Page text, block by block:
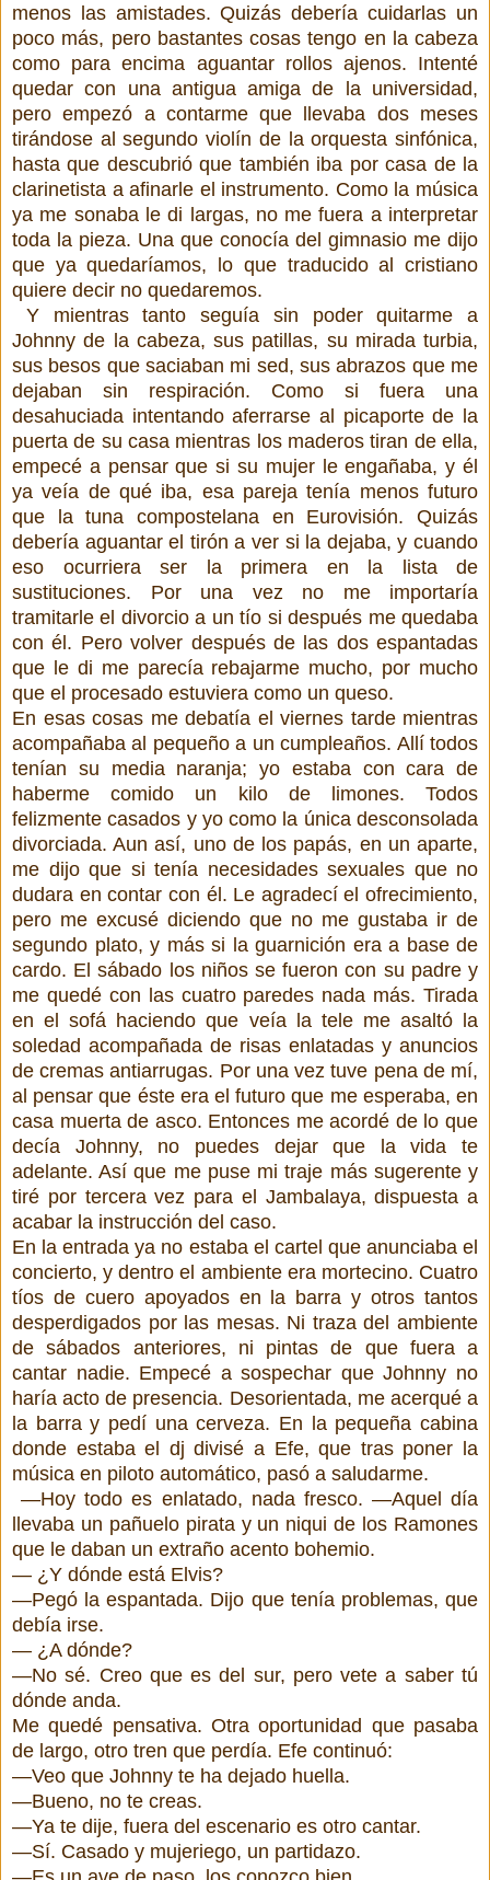
menos las amistades. Quizás debería cuidarlas un
poco más, pero bastantes cosas tengo en la cabeza
como para encima aguantar rollos ajenos. Intenté
quedar con una antigua amiga de la universidad,
pero empezó a contarme que llevaba dos meses
tirándose al segundo violín de la orquesta sinfónica,
hasta que descubrió que también iba por casa de la
clarinetista a afinarle el instrumento. Como la música
ya me sonaba le di largas, no me fuera a interpretar
toda la pieza. Una que conocía del gimnasio me dijo
que ya quedaríamos, lo que traducido al cristiano
quiere decir no quedaremos.
Y mientras tanto seguía sin poder quitarme a
Johnny de la cabeza, sus patillas, su mirada turbia,
sus besos que saciaban mi sed, sus abrazos que me
dejaban sin respiración. Como si fuera una
desahuciada intentando aferrarse al picaporte de la
puerta de su casa mientras los maderos tiran de ella,
empecé a pensar que si su mujer le engañaba, y él
ya veía de qué iba, esa pareja tenía menos futuro
que la tuna compostelana en Eurovisión. Quizás
debería aguantar el tirón a ver si la dejaba, y cuando
eso ocurriera ser la primera en la lista de
sustituciones. Por una vez no me importaría
tramitarle el divorcio a un tío si después me quedaba
con él. Pero volver después de las dos espantadas
que le di me parecía rebajarme mucho, por mucho
que el procesado estuviera como un queso.
En esas cosas me debatía el viernes tarde mientras
acompañaba al pequeño a un cumpleaños. Allí todos
tenían su media naranja; yo estaba con cara de
haberme comido un kilo de limones. Todos
felizmente casados y yo como la única desconsolada
divorciada. Aun así, uno de los papás, en un aparte,
me dijo que si tenía necesidades sexuales que no
dudara en contar con él. Le agradecí el ofrecimiento,
pero me excusé diciendo que no me gustaba ir de
segundo plato, y más si la guarnición era a base de
cardo. El sábado los niños se fueron con su padre y
me quedé con las cuatro paredes nada más. Tirada
en el sofá haciendo que veía la tele me asaltó la
soledad acompañada de risas enlatadas y anuncios
de cremas antiarrugas. Por una vez tuve pena de mí,
al pensar que éste era el futuro que me esperaba, en
casa muerta de asco. Entonces me acordé de lo que
decía Johnny, no puedes dejar que la vida te
adelante. Así que me puse mi traje más sugerente y
tiré por tercera vez para el Jambalaya, dispuesta a
acabar la instrucción del caso.
En la entrada ya no estaba el cartel que anunciaba el
concierto, y dentro el ambiente era mortecino. Cuatro
tíos de cuero apoyados en la barra y otros tantos
desperdigados por las mesas. Ni traza del ambiente
de sábados anteriores, ni pintas de que fuera a
cantar nadie. Empecé a sospechar que Johnny no
haría acto de presencia. Desorientada, me acerqué a
la barra y pedí una cerveza. En la pequeña cabina
donde estaba el dj divisé a Efe, que tras poner la
música en piloto automático, pasó a saludarme.
—Hoy todo es enlatado, nada fresco. —Aquel día
llevaba un pañuelo pirata y un niqui de los Ramones
que le daban un extraño acento bohemio.
— ¿Y dónde está Elvis?
—Pegó la espantada. Dijo que tenía problemas, que
debía irse.
— ¿A dónde?
—No sé. Creo que es del sur, pero vete a saber tú
dónde anda.
Me quedé pensativa. Otra oportunidad que pasaba
de largo, otro tren que perdía. Efe continuó:
—Veo que Johnny te ha dejado huella.
—Bueno, no te creas.
—Ya te dije, fuera del escenario es otro cantar.
—Sí. Casado y mujeriego, un partidazo.